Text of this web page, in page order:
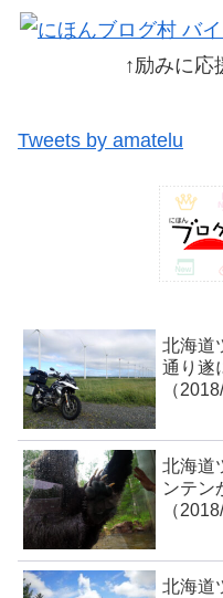
↑励みに応
Tweets by amatelu
北海道
通り遂
（
北海道
ンテン
（
北海道